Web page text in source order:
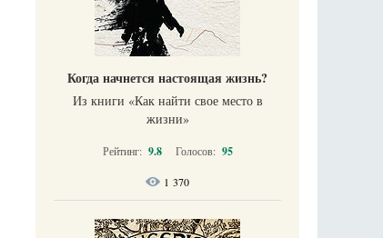
Когда начнется настоящая жизнь?
Из книги «Как найти свое место в
жизни​»
Рейтинг: 9.8 Голосов: 95
1 370